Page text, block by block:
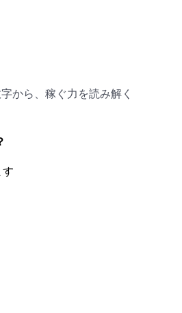
から、稼ぐ力を読み解く
す